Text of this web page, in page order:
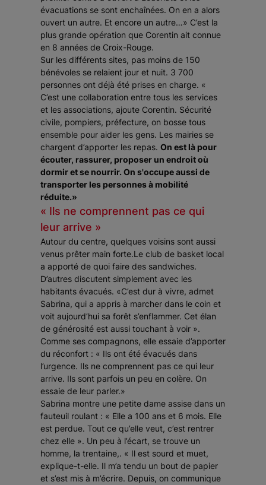
évacuations se sont enchaînées. On en a alors
ouvert un autre. Et encore un autre…» C’est la
plus grande opération que Corentin ait connue
en 8 années de Croix-Rouge.
Sur les différents sites, pas moins de 150
bénévoles se relaient jour et nuit. 3 700
personnes ont déjà été prises en charge. «
C’est une collaboration entre tous les services
et les associations, ajoute Corentin. Sécurité
civile, pompiers, préfecture, on bosse tous
ensemble pour aider les gens. Les mairies se
chargent d’apporter les repas. On est là pour
écouter, rassurer, proposer un endroit où
dormir et se nourrir. On s'occupe aussi de
transporter les personnes à mobilité
réduite.»
« Ils ne comprennent pas ce qui
leur arrive »
Autour du centre, quelques voisins sont aussi
venus prêter main forte.Le club de basket local
a apporté de quoi faire des sandwiches.
D’autres discutent simplement avec les
habitants évacués. «C’est dur à vivre, admet
Sabrina, qui a appris à marcher dans le coin et
voit aujourd’hui sa forêt s’enflammer. Cet élan
de générosité est aussi touchant à voir ».
Comme ses compagnons, elle essaie d’apporter
du réconfort : « Ils ont été évacués dans
l’urgence. Ils ne comprennent pas ce qui leur
arrive. Ils sont parfois un peu en colère. On
essaie de leur parler.»
Sabrina montre une petite dame assise dans un
fauteuil roulant : « Elle a 100 ans et 6 mois. Elle
est perdue. Tout ce qu’elle veut, c’est rentrer
chez elle ». Un peu à l’écart, se trouve un
homme, la trentaine,. « Il est sourd et muet,
explique-t-elle. Il m’a tendu un bout de papier
et s’est mis à m’écrire. Depuis, on communique